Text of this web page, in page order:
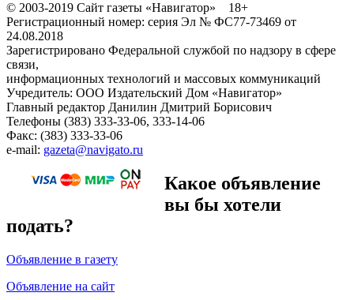
© 2003-2019 Сайт газеты «Навигатор» 18+
Регистрационный номер: серия Эл № ФС77-73469 от
24.08.2018
Зарегистрировано Федеральной службой по надзору в сфере
связи,
информационных технологий и массовых коммуникаций
Учредитель: ООО Издательский Дом «Навигатор»
Главный редактор Данилин Дмитрий Борисович
Телефоны (383) 333-33-06, 333-14-06
Факс: (383) 333-33-06
e-mail: gazeta@navigato.ru
Какое объявление
вы бы хотели
подать?
Объявление в газету
Объявление на сайт